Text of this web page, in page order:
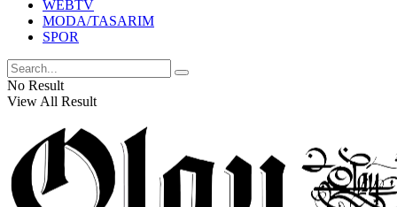
WEBTV
MODA/TASARIM
SPOR
No Result
View All Result